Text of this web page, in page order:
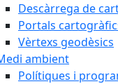
Descàrrega de
Portals
Vèrtexs geodèsics
ambient
Polítiques i